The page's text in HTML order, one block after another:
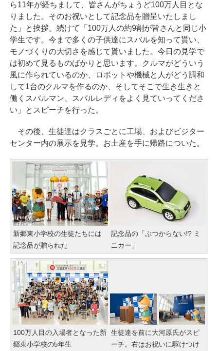
ら11年が経ちまして、皆さんがちょうど100万人目とな
りました。そのお祝いとして記念品を贈呈いたしまし
た」と挨拶。続けて「100万人の約9割が皆さんと同じ小
学生です。今まで多くの子供達にスバルを知って貰い、
モノづくりの大切さを感じて貰いました。今日の見学で
は初めて見るものばかりと思います。クルマがどういう
風に作られているのか、ロボットや機械と人がどう調和
して1台のクルマを作るのか、そしてそこで生き生きと
働くスバルマン、スバルレディをよく見ていってくださ
い」とスピーチを行った。
その後、生徒達はクラスごとに工場、およびビジター
センター内の展示を見学。お土産を手に帰路についた。
新郷東小学校の生徒たちには
記念品が贈られた
記念品の「ぶつからない!? ミ
ニカー」
100万人目の入場者となった新
郷東小学校の5年生
生徒達を前に大河原氏がスピ
ーチ。右はお祝いに駆けつけ